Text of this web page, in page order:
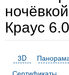
Краус
3D
Сертификаты